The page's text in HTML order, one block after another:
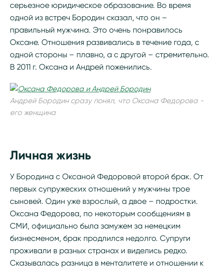
серьезное юридическое образование. Во время
одной из встреч Бородин сказал, что он –
правильный мужчина. Это очень понравилось
Оксане. Отношения развивались в течение года, с
одной стороны – плавно, а с другой – стремительно.
В 2011 г. Оксана и Андрей поженились.
Андрей Бородин сразу понял, что Оксана Федорова -
его женщина
Личная жизнь
У Бородина с Оксаной Федоровой второй брак. От
первых супружеских отношений у мужчины трое
сыновей. Один уже взрослый, а двое – подростки.
Оксана Федорова, по некоторым сообщениям в
СМИ, официально была замужем за немецким
бизнесменом, брак продлился недолго. Супруги
проживали в разных странах и виделись редко.
Сказывалась разница в менталитете и отношении к